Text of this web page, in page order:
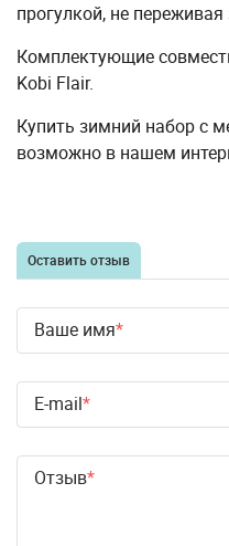
прогулкой, не
Комплектующие
Kobi Flair.
Купить зимний набор с
возможно в нашем
Оставить отзыв
Ваше имя
E-mail
Отзыв